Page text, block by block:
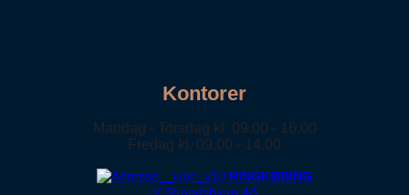
Kontorer
Mandag - Torsdag kl. 09.00 - 16.00
Fredag kl. 09.00 - 14.00
RINGKØBING
V Strandsbjerg 4A